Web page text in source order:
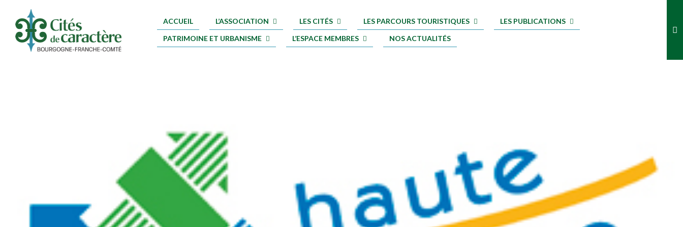
ACCUEIL L’ASSOCIATION LES CITÉS LES PARCOURS TOURISTIQUES
LES PUBLICATIONS
PATRIMOINE ET URBANISME
L’ESPACE MEMBRES NOS ACTUALITÉS .